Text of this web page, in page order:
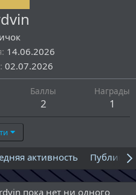
14.06.2026
02.07.2026
Баллы
2
Награды
1
активность
пока нет ни одного